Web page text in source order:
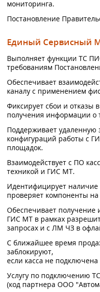
мониторинга.
Постановление
Единый Сервисный
Выполняет функции ТС
требованиям
Обеспечивает
каналу с применением
Фиксирует сбои и отказы
получения информации о
Поддерживает удаленную
конфигураций работы с
площадок.
Взаимодействует с ПО
техникой и ГИС МТ.
Идентифицирует наличие
проверяет компоненты на
Обеспечивает получение
ГИС МТ в рамках
запросах и с ЛМ ЧЗ в
С ближайшее время
заблокируют,
если касса не
Услугу по подключению
(код партнера ООО